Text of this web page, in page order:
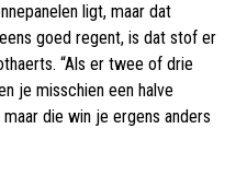
ligt, maar dat
goed regent, is dat stof er
“Als er twee of drie
je misschien een halve
die win je ergens anders